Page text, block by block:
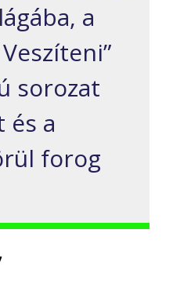
a
sorozat
és a
forog